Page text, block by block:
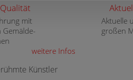
Qualität
mit
weitere Infos
Aktuelle
großen
Künstler